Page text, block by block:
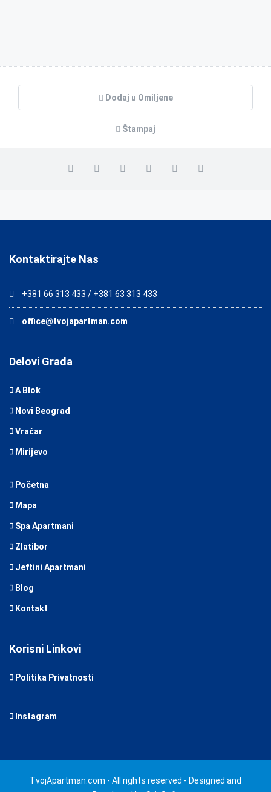
Dodaj u Omiljene
Štampaj
Kontaktirajte Nas
+381 66 313 433 / +381 63 313 433
office@tvojapartman.com
Delovi Grada
A Blok
Novi Beograd
Vračar
Mirijevo
Početna
Mapa
Spa Apartmani
Zlatibor
Jeftini Apartmani
Blog
Kontakt
Korisni Linkovi
Politika Privatnosti
Instagram
TvojApartman.com - All rights reserved - Designed and